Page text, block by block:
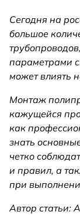
Сегодня на
большое
параметрами
может влиять
Монтаж
кажущейся
как
знать
четко
и правил, а
при
Автор статьи: